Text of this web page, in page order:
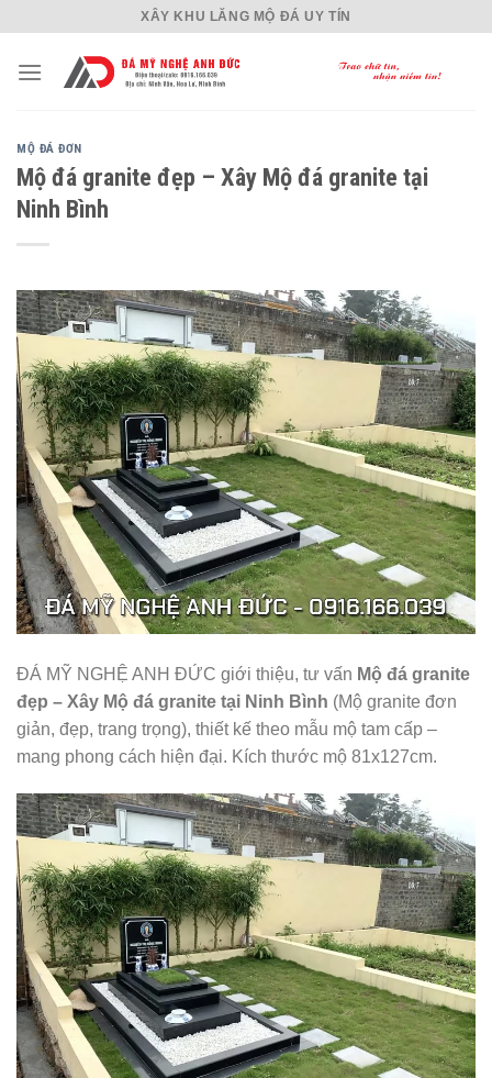
content
XÂY KHU LĂNG MỘ ĐÁ UY TÍN
MỘ ĐÁ ĐƠN
Mộ đá granite đẹp – Xây Mộ đá granite tại
Ninh Bình
ĐÁ MỸ NGHỆ ANH ĐỨC giới thiệu, tư vấn Mộ đá granite
đẹp – Xây Mộ đá granite tại Ninh Bình (Mộ granite đơn
giản, đẹp, trang trọng), thiết kế theo mẫu mộ tam cấp –
mang phong cách hiện đại. Kích thước mộ 81x127cm.